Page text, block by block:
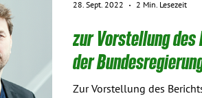
zur Vorstellung
der
Zur Vorstellung des
28. Sept. 2022 2 Min. Lesezeit